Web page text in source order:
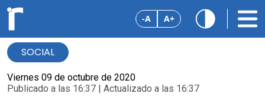
-A A+
SOCIAL
Viernes 09 de octubre de 2020
Publicado a las 16:37 | Actualizado a las 16:37